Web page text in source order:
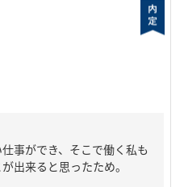
事ができ、そこで働く私も
出来ると思ったため。